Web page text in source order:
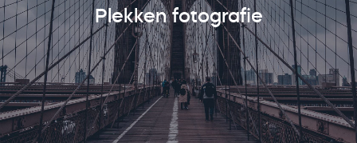
Plekken fotografie